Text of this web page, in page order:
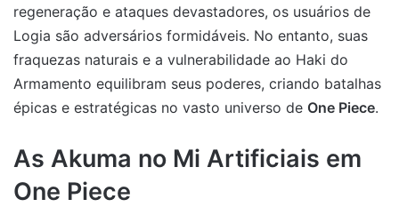
regeneração e ataques devastadores, os usuários de
Logia são adversários formidáveis. No entanto, suas
fraquezas naturais e a vulnerabilidade ao Haki do
Armamento equilibram seus poderes, criando batalhas
épicas e estratégicas no vasto universo de One Piece.
As Akuma no Mi Artificiais em
One Piece